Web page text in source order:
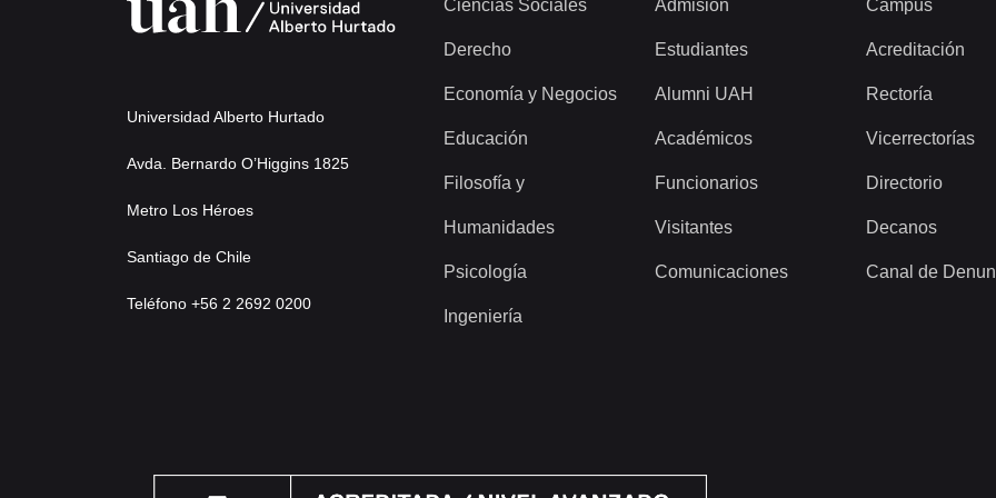
Universidad Alberto Hurtado
Avda. Bernardo O’Higgins 1825
Metro Los Héroes
Santiago de Chile
Teléfono +56 2 2692 0200
Ciencias Sociales
Derecho
Economía y Negocios
Educación
Filosofía y
Humanidades
Psicología
Ingeniería
Admisión
Estudiantes
Alumni UAH
Académicos
Funcionarios
Visitantes
Comunicaciones
Campus
Acreditación
Rectoría
Vicerrectorías
Directorio
Decanos
Canal de